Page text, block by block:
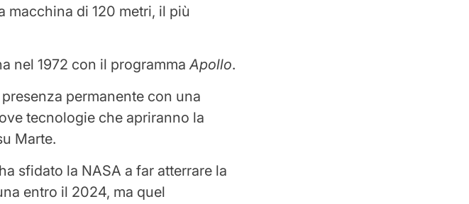
macchina di 120 metri, il più
nel 1972 con il programma Apollo.
permanente con una
tecnologie che apriranno la
Marte.
sfidato la NASA a far atterrare la
entro il 2024, ma quel